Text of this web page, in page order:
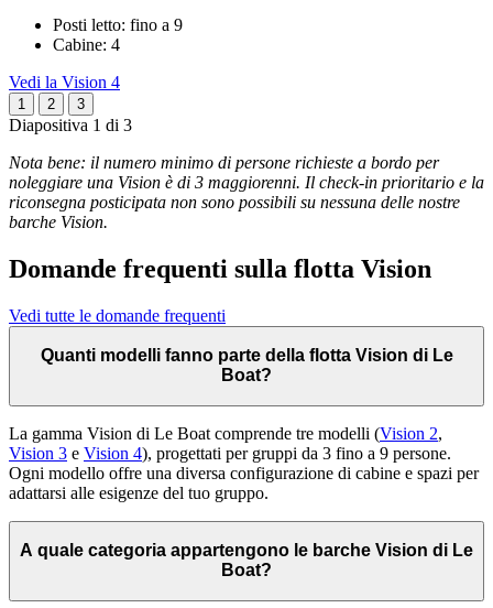
Posti letto: fino a 9
Cabine: 4
Vedi la Vision 4
1 2 3
Diapositiva 1 di 3
Nota bene: il numero minimo di persone richieste a bordo per
noleggiare una Vision è di 3 maggiorenni. Il check-in prioritario e la
riconsegna posticipata non sono possibili su nessuna delle nostre
barche Vision.
Domande frequenti sulla flotta Vision
Vedi tutte le domande frequenti
Quanti modelli fanno parte della flotta Vision di Le
Boat?
La gamma Vision di Le Boat comprende tre modelli (Vision 2,
Vision 3 e Vision 4), progettati per gruppi da 3 fino a 9 persone.
Ogni modello offre una diversa configurazione di cabine e spazi per
adattarsi alle esigenze del tuo gruppo.
A quale categoria appartengono le barche Vision di Le
Boat?